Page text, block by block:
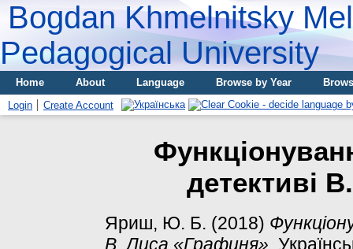
Bogdan Khmelnitsky
Pedagogical University
Home About Language Browse by Year
Login
Create Account
детективі
Яриш, Ю. Б. (2018)
В. Лиса «Графиня».